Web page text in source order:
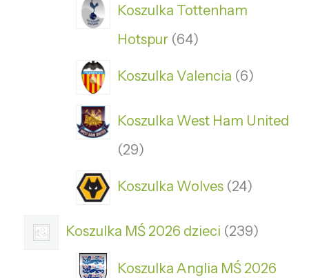
Koszulka Tottenham
Hotspur 64
Koszulka Valencia 6
Koszulka West Ham United
29
Koszulka Wolves 24
Koszulka MŚ 2026 dzieci 239
Koszulka Anglia MŚ 2026